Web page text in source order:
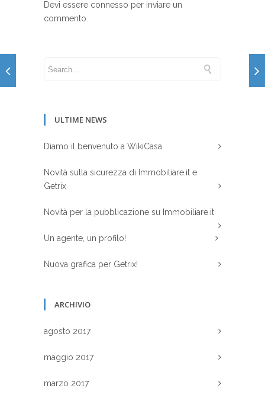
Devi essere connesso per inviare un
commento.
ULTIME NEWS
Diamo il benvenuto a WikiCasa
Novità sulla sicurezza di Immobiliare.it e
Getrix
Novità per la pubblicazione su Immobiliare.it
Un agente, un profilo!
Nuova grafica per Getrix!
ARCHIVIO
agosto 2017
maggio 2017
marzo 2017